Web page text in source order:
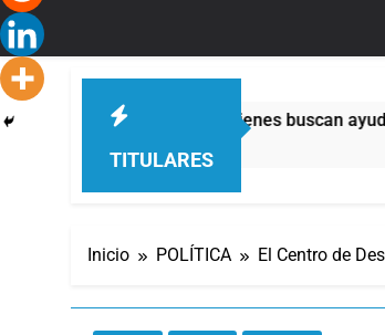
TITULARES
casi la mitad de quienes buscan ayuda
Inicio POLÍTICA El Centro de